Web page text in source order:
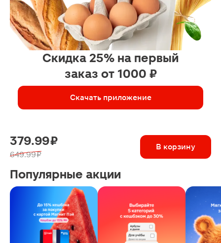
Скидка 25% на первый
заказ от 1000 ₽
Скачать приложение
379.99 ₽
649.99 ₽
В корзину
Популярные акции